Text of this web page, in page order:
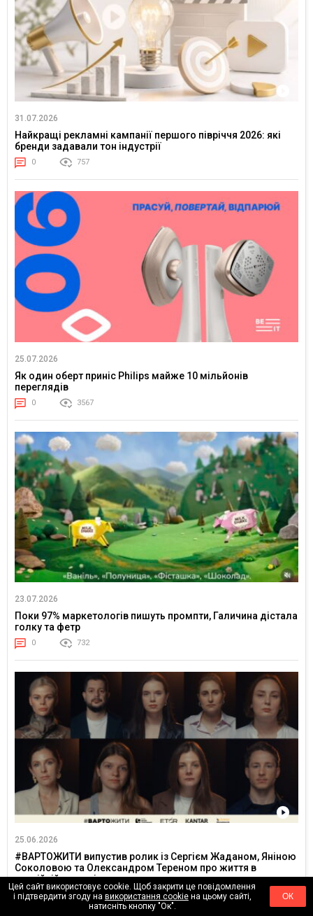
31.07.2026
Найкращі рекламні кампанії першого півріччя 2026: які
бренди задавали тон індустрії
0 757
25.07.2026
Як один оберт приніс Philips майже 10 мільйонів
переглядів
0 3567
23.07.2026
Поки 97% маркетологів пишуть промпти, Галичина дістала
голку та фетр
0 732
25.06.2026
#ВАРТОЖИТИ випустив ролик із Сергієм Жаданом, Яніною
Соколовою та Олександром Тереном про життя в
постійній напрузі
0 3255
Цей сайт використовує cookie. Щоб закрити це повідомлення
і підтвердити згоду на використання cookieна цьому сайті,
натисніть кнопку "Ок".
ОК